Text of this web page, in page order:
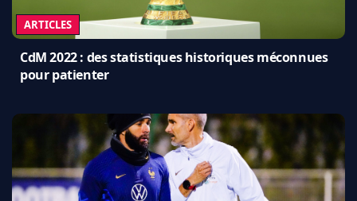
ARTICLES
CdM 2022 : des statistiques historiques méconnues
pour patienter